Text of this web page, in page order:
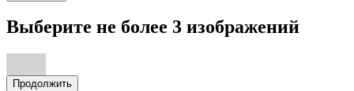
Выберите не более 3 изображений
Продолжить